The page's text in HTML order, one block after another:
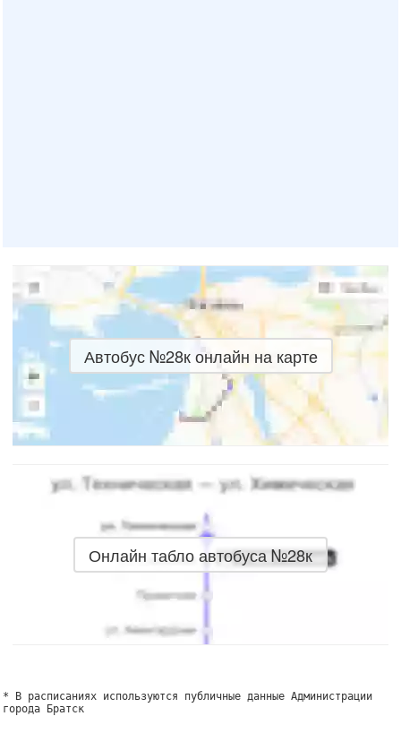
Автобус №28к онлайн на карте
Онлайн табло автобуса №28к
* В расписаниях используются публичные данные Администрации
города Братск